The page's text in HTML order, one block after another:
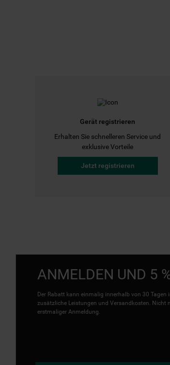
Gerät registrieren
Erhalten Sie schnelleren Service und
exklusive Vorteile
Jetzt registrieren
ANMELDEN UND 5
Der Rabatt kann einmalig innerhalb von 30
zusätzliche Leistungen und Versandkosten. Nicht
erstmaliger Anmeldung.